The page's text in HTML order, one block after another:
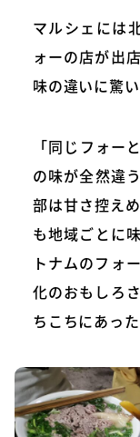
マルシェには
ォーの店が出
味の違いに驚い
「同じフォー
の味が全然違
部は甘さ控え
も地域ごとに
トナムのフォ
化のおもしろ
ちこちにあった